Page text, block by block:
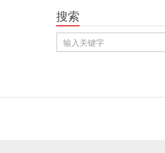
搜索